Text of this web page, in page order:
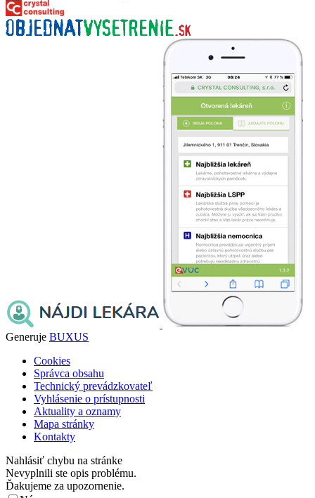
Generuje BUXUS
Cookies
Správca obsahu
Technický prevádzkovateľ
Vyhlásenie o prístupnosti
Aktuality a oznamy
Mapa stránky
Kontakty
Nahlásiť chybu na stránke
Nevyplnili ste opis problému.
Ďakujeme za upozornenie.